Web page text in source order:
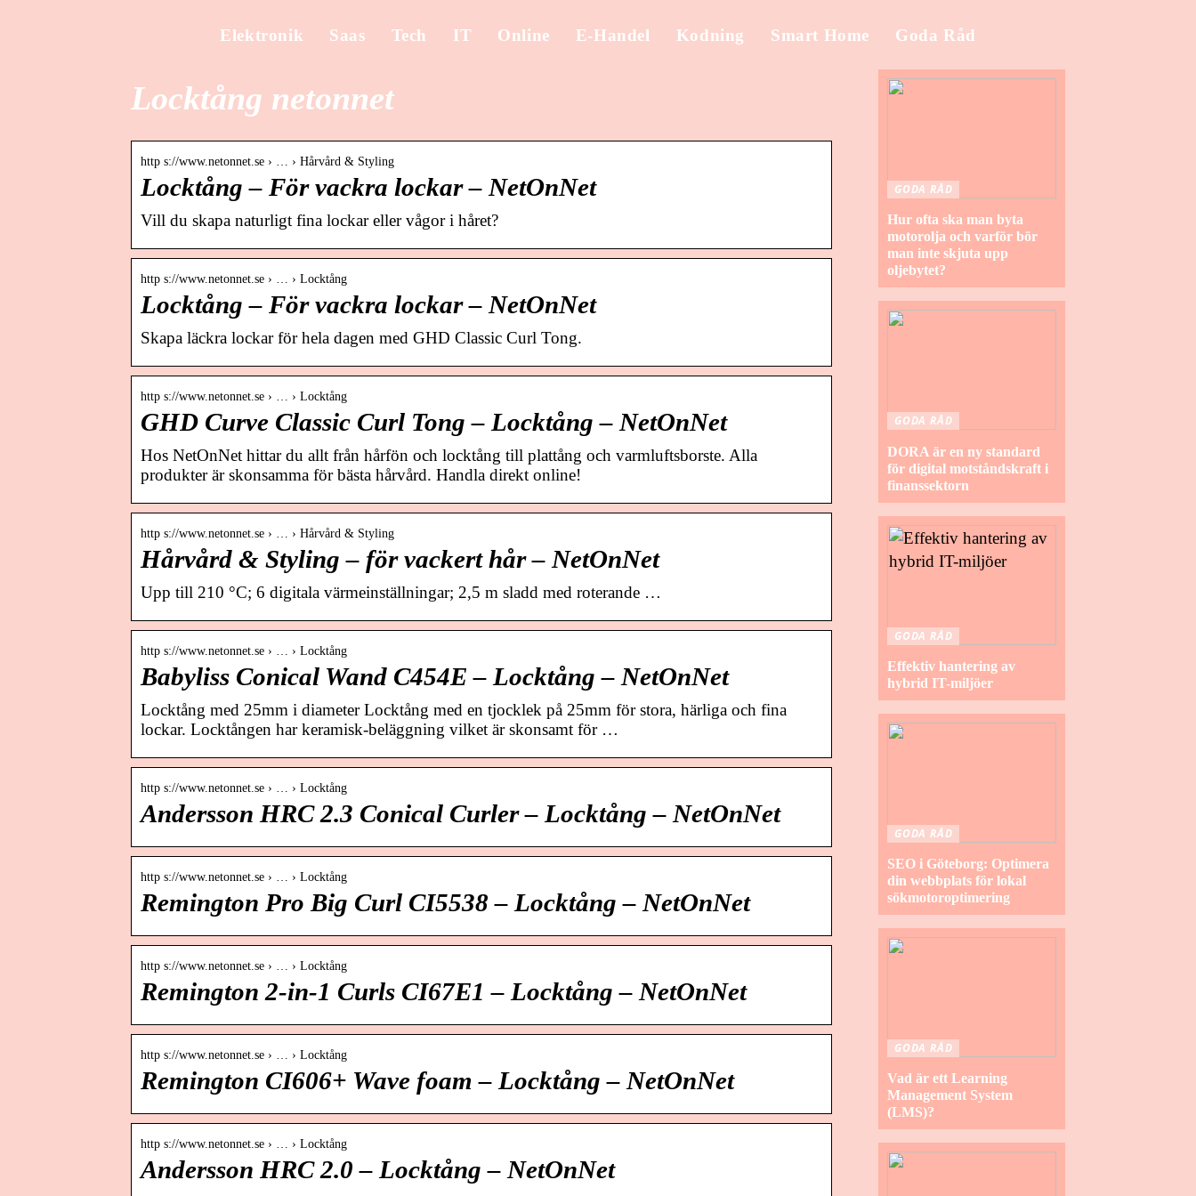
Elektronik Saas Tech IT Online E-Handel Kodning Smart Home Goda Råd
Locktång netonnet
http s://www.netonnet.se › … › Hårvård & Styling
Locktång – För vackra lockar – NetOnNet
Vill du skapa naturligt fina lockar eller vågor i håret?
http s://www.netonnet.se › … › Locktång
Locktång – För vackra lockar – NetOnNet
Skapa läckra lockar för hela dagen med GHD Classic Curl Tong.
http s://www.netonnet.se › … › Locktång
GHD Curve Classic Curl Tong – Locktång – NetOnNet
Hos NetOnNet hittar du allt från hårfön och locktång till plattång och varmluftsborste. Alla
produkter är skonsamma för bästa hårvård. Handla direkt online!
http s://www.netonnet.se › … › Hårvård & Styling
Hårvård & Styling – för vackert hår – NetOnNet
Upp till 210 °C; 6 digitala värmeinställningar; 2,5 m sladd med roterande …
http s://www.netonnet.se › … › Locktång
Babyliss Conical Wand C454E – Locktång – NetOnNet
Locktång med 25mm i diameter Locktång med en tjocklek på 25mm för stora, härliga och fina
lockar. Locktången har keramisk-beläggning vilket är skonsamt för …
http s://www.netonnet.se › … › Locktång
Andersson HRC 2.3 Conical Curler – Locktång – NetOnNet
http s://www.netonnet.se › … › Locktång
Remington Pro Big Curl CI5538 – Locktång – NetOnNet
http s://www.netonnet.se › … › Locktång
Remington 2-in-1 Curls CI67E1 – Locktång – NetOnNet
http s://www.netonnet.se › … › Locktång
Remington CI606+ Wave foam – Locktång – NetOnNet
http s://www.netonnet.se › … › Locktång
Andersson HRC 2.0 – Locktång – NetOnNet
GODA RÅD
Hur ofta ska man byta
motorolja och varför bör
man inte skjuta upp
oljebytet?
GODA RÅD
DORA är en ny standard
för digital motståndskraft i
finanssektorn
GODA RÅD
Effektiv hantering av
hybrid IT-miljöer
GODA RÅD
SEO i Göteborg: Optimera
din webbplats för lokal
sökmotoroptimering
GODA RÅD
Vad är ett Learning
Management System
(LMS)?